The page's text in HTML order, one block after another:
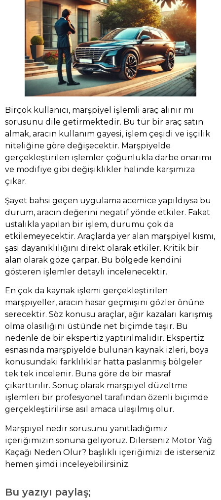
Birçok kullanıcı, marşpiyel işlemli araç alınır mı
sorusunu dile getirmektedir. Bu tür bir araç satın
almak, aracın kullanım gayesi, işlem çeşidi ve işçilik
niteliğine göre değişecektir. Marşpiyelde
gerçekleştirilen işlemler çoğunlukla darbe onarımı
ve modifiye gibi değişiklikler halinde karşımıza
çıkar.
Şayet bahsi geçen uygulama acemice yapıldıysa bu
durum, aracın değerini negatif yönde etkiler. Fakat
ustalıkla yapılan bir işlem, durumu çok da
etkilemeyecektir. Araçlarda yer alan marşpiyel kısmı,
şasi dayanıklılığını direkt olarak etkiler. Kritik bir
alan olarak göze çarpar. Bu bölgede kendini
gösteren işlemler detaylı incelenecektir.
En çok da kaynak işlemi gerçekleştirilen
marşpiyeller, aracın hasar geçmişini gözler önüne
serecektir. Söz konusu araçlar, ağır kazaları karışmış
olma olasılığını üstünde net biçimde taşır. Bu
nedenle de bir ekspertiz yaptırılmalıdır. Ekspertiz
esnasında marşpiyelde bulunan kaynak izleri, boya
konusundaki farklılıklar hatta paslanmış bölgeler
tek tek incelenir. Buna göre de bir masraf
çıkarttırılır. Sonuç olarak marşpiyel düzeltme
işlemleri bir profesyonel tarafından özenli biçimde
gerçekleştirilirse asıl amaca ulaşılmış olur.
Marşpiyel nedir sorusunu yanıtladığımız
içeriğimizin sonuna geliyoruz. Dilerseniz Motor Yağ
Kaçağı Neden Olur? başlıklı içeriğimizi de isterseniz
hemen şimdi inceleyebilirsiniz.
Bu yazıyı paylaş;